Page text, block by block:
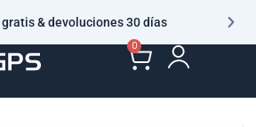
gratis & devoluciones 30 días
0